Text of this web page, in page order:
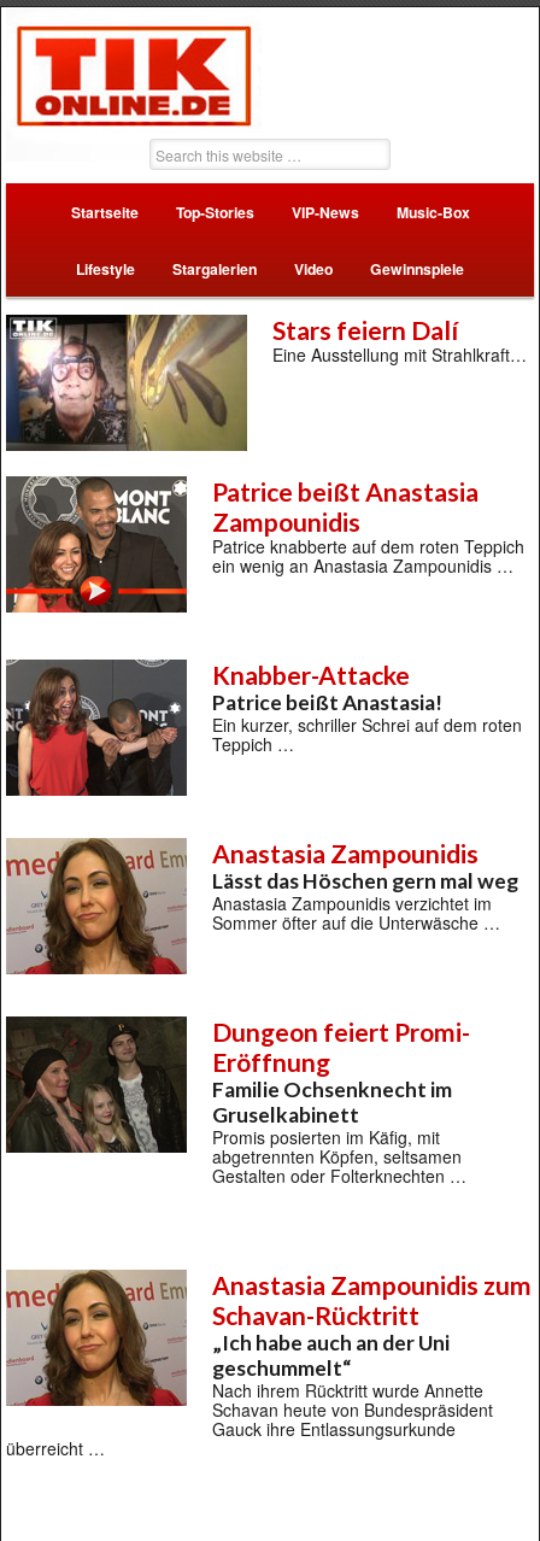
Startseite Top-Stories VIP-News Music-Box
Lifestyle Stargalerien Video Gewinnspiele
Stars feiern Dalí
Eine Ausstellung mit Strahlkraft…
Patrice beißt Anastasia
Zampounidis
Patrice knabberte auf dem roten Teppich
ein wenig an Anastasia Zampounidis …
Knabber-Attacke
Patrice beißt Anastasia!
Ein kurzer, schriller Schrei auf dem roten
Teppich …
Anastasia Zampounidis
Lässt das Höschen gern mal weg
Anastasia Zampounidis verzichtet im
Sommer öfter auf die Unterwäsche …
Dungeon feiert Promi-
Eröffnung
Familie Ochsenknecht im
Gruselkabinett
Promis posierten im Käfig, mit
abgetrennten Köpfen, seltsamen
Gestalten oder Folterknechten …
Anastasia Zampounidis zum
Schavan-Rücktritt
„Ich habe auch an der Uni
geschummelt“
Nach ihrem Rücktritt wurde Annette
Schavan heute von Bundespräsident
Gauck ihre Entlassungsurkunde
überreicht …